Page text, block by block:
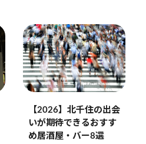
【2026】北千住の出会
いが期待できるおすす
め居酒屋・バー8選